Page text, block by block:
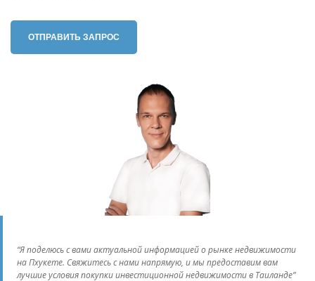
ОТПРАВИТЬ ЗАПРОС
“Я поделюсь с вами актуальной информацией о рынке недвижимости
на Пхукете. Свяжитесь с нами напрямую, и мы предоставим вам
лучшие условия покупки инвестиционной недвижимости в Таиланде”